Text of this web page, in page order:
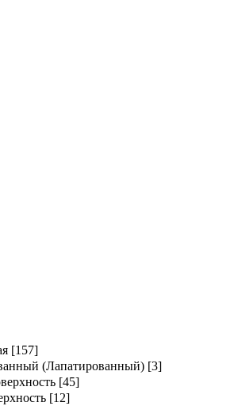
[157]
(Лапатированный) [3]
[45]
[12]